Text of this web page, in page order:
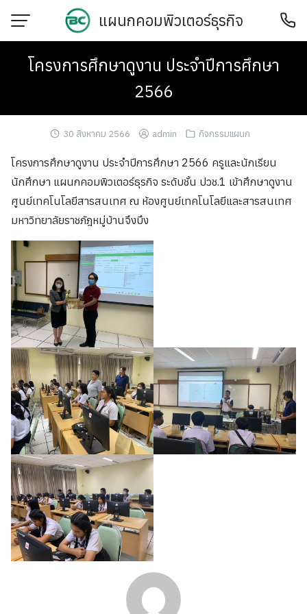
content
แผนกคอมพิวเตอร์ธุรกิจ
Search
for:
โครงการศึกษาดูงาน ประจำปีการศึกษา
2566
30 สิงหาคม 2566 admin กิจกรรมแผนก
โครงการศึกษาดูงาน ประจำปีการศึกษา 2566 ครูและนักเรียน
นักศึกษา แผนกคอมพิวเตอร์ธุรกิจ ระดับชั้น ปวช.1 เข้าศึกษาดูงาน
ศูนย์เทคโนโลยีสารสนเทศ ณ ห้องศูนย์เทคโนโลยีและสารสนเทศ
มหาวิทยาลัยราชภัฎหมู่บ้านจึงบึง